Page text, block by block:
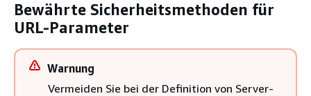
Bewährte Sicherheitsmethoden für
URL-Parameter
Warnung
Vermeiden Sie bei der Definition von Server-